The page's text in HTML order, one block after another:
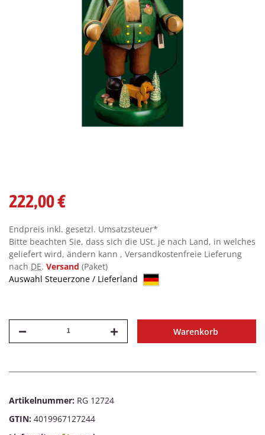
222,00 €
Endpreis inkl. gesetzl. Umsatzsteuer*
Bitte beachten Sie, dass sich die USt. je nach Land, in welches
geliefert wird, ändern kann , Versandkostenfreie Lieferung
nach DE. Versand (Paket)
Auswahl Steuerzone / Lieferland
Warenkorb
Artikelnummer: RG 12724
GTIN: 4019967127244